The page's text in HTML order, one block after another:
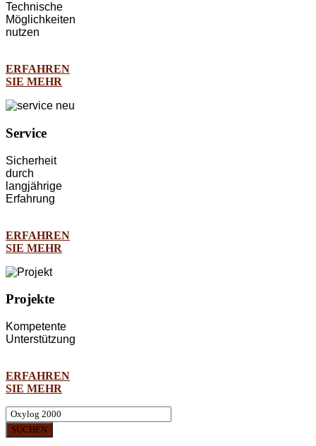
Technische
Möglichkeiten
nutzen
ERFAHREN
SIE MEHR
Service
Sicherheit
durch
langjährige
Erfahrung
ERFAHREN
SIE MEHR
Projekte
Kompetente
Unterstützung
ERFAHREN
SIE MEHR
SUCHEN